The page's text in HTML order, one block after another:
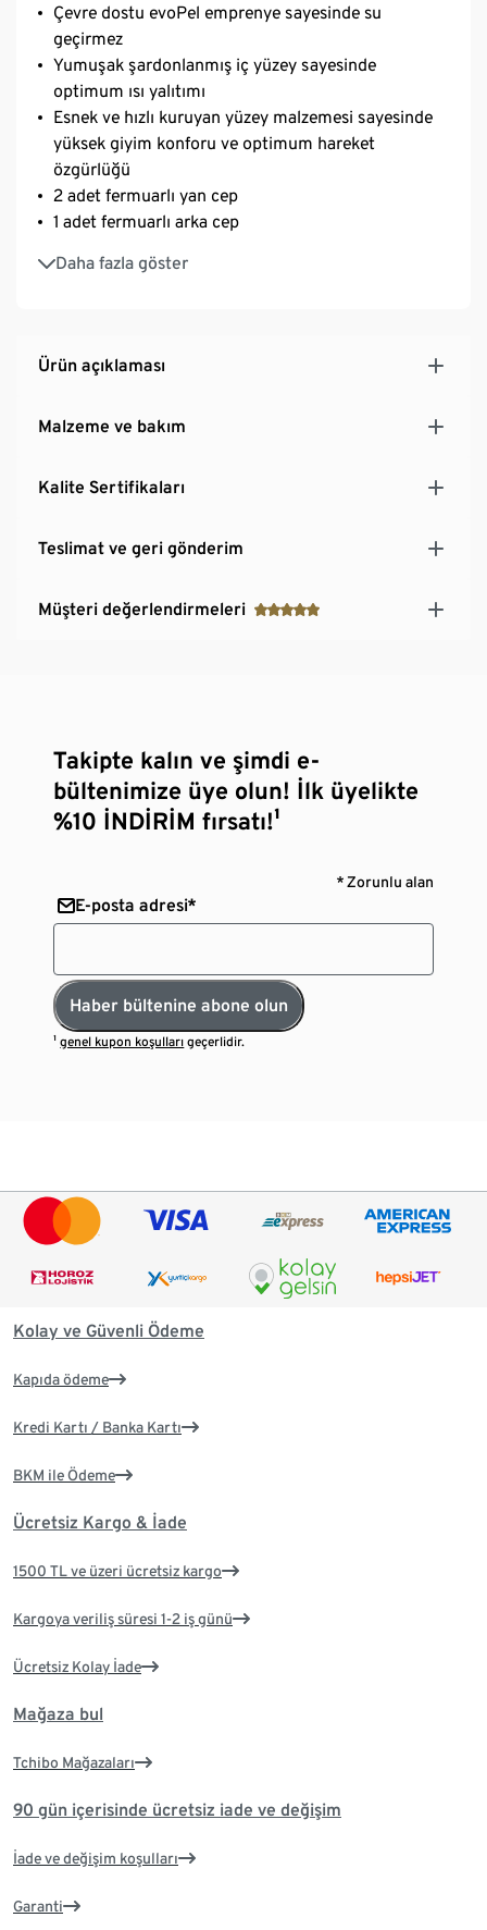
Çevre dostu evoPel emprenye sayesinde su
geçirmez
Yumuşak şardonlanmış iç yüzey sayesinde
optimum ısı yalıtımı
Esnek ve hızlı kuruyan yüzey malzemesi sayesinde
yüksek giyim konforu ve optimum hareket
özgürlüğü
2 adet fermuarlı yan cep
1 adet fermuarlı arka cep
Daha fazla göster
Fermuarlı ve kemer halkalı bel bandı
Marka elastanlı: formunu korur, mükemmel oturur,
Ürün açıklaması
Malzeme ve bakım
Kalite Sertifikaları
Teslimat ve geri gönderim
Müşteri değerlendirmeleri
Takipte kalın ve şimdi e-
bültenimize üye olun! İlk üyelikte
%10 İNDİRİM fırsatı!¹
* Zorunlu alan
E-posta adresi*
Haber bültenine abone olun
¹genel kupon koşulları geçerlidir.
Kolay ve Güvenli Ödeme
Kapıda ödeme
Kredi Kartı / Banka Kartı
BKM ile Ödeme
Ücretsiz Kargo & İade
1500 TL ve üzeri ücretsiz kargo
Kargoya veriliş süresi 1-2 iş günü
Ücretsiz Kolay İade
Mağaza bul
Tchibo Mağazaları
90 gün içerisinde ücretsiz iade ve değişim
İade ve değişim koşulları
Garanti